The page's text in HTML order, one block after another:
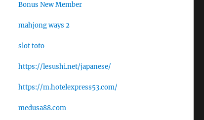
Bonus New Member
mahjong ways 2
slot toto
https://lesushi.net/japanese/
https://m.hotelexpress53.com/
medusa88.com